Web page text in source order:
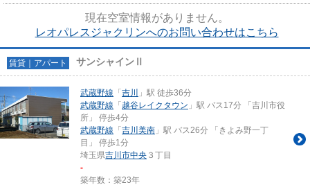
現在空室情報がありません。
レオパレスジャクリンへのお問い合わせはこちら
賃貸｜アパート サンシャインⅡ
武蔵野線 「 吉川
」駅 徒歩36分
武蔵野線 「 越谷レイクタウン 」駅 バス17分 「吉川市役
所」 停歩4分
武蔵野線 「 吉川美南 」駅 バス26分 「きよみ野一丁
目」 停歩1分
埼玉県吉川市中央 ３丁目
-
築年数：築23年